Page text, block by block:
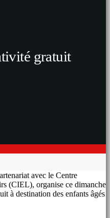
gratuit
avec le Centre
(CIEL), organise ce dimanche
à destination des enfants âgés